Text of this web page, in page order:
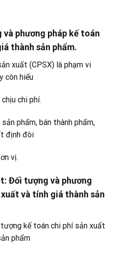
phương pháp kế toán
thành sản phẩm.
xuất (CPSX) là phạm vi
còn hiểu
chi phí.
phẩm, bán thành phẩm,
định đòi
vị.
Đối tượng và phương
và tính giá thành sản
kế toán chi phí sản xuất
phẩm